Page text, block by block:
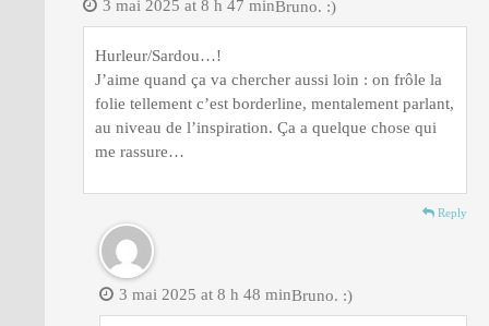
Bruno. :)
3 mai 2025 at 8 h 47 min
Hurleur/Sardou…!
J’aime quand ça va chercher aussi loin : on frôle la
folie tellement c’est borderline, mentalement parlant,
au niveau de l’inspiration. Ça a quelque chose qui
me rassure…
Reply
Bruno. :)
3 mai 2025 at 8 h 48 min